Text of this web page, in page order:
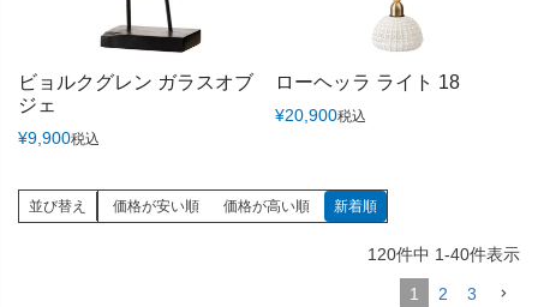
ビョルクグレン ガラスオブ
ジェ
¥9,900税込
ローヘッラ ライト 18
¥20,900税込
並び替え 価格が安い順 価格が高い順 新着順
120件中 1-40件表示
1 2 3